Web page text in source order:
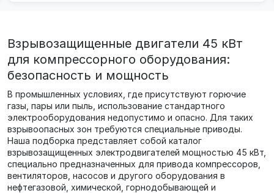
Взрывозащищенные двигатели 45 кВт
для компрессорного оборудования:
безопасность и мощность
В промышленных условиях, где присутствуют горючие
газы, пары или пыль, использование стандартного
электрооборудования недопустимо и опасно. Для таких
взрывоопасных зон требуются специальные приводы.
Наша подборка представляет собой каталог
взрывозащищенных электродвигателей мощностью 45 кВт,
специально предназначенных для привода компрессоров,
вентиляторов, насосов и другого оборудования в
нефтегазовой, химической, горнодобывающей и